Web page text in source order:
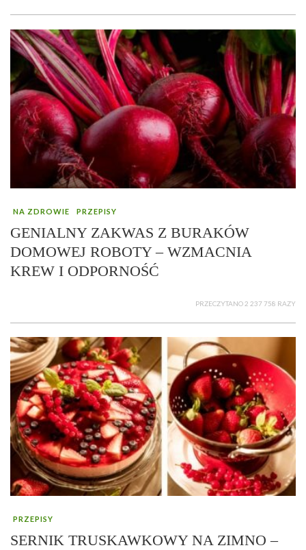
NA ZDROWIE PRZEPISY
GENIALNY ZAKWAS Z BURAKÓW
DOMOWEJ ROBOTY – WZMACNIA
KREW I ODPORNOŚĆ
PRZECZYTANO 2 237 758 RAZY
PRZEPISY
SERNIK TRUSKAWKOWY NA ZIMNO –